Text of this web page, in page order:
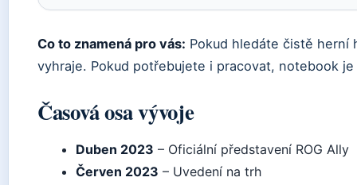
Co to znamená pro vás: Pokud hledáte čistě herní
vyhraje. Pokud potřebujete i pracovat, notebook
Časová osa vývoje
Duben 2023 – Oficiální představení ROG Ally
Červen 2023 – Uvedení na trh